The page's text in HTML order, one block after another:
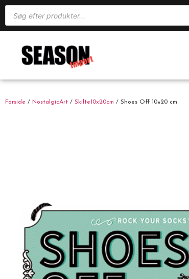
Forside / NostalgicArt / Skilte10x20cm / Shoes Off 10×20 cm